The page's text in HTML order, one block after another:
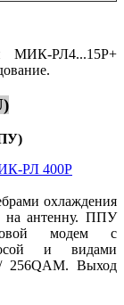
МИК-РЛ4...15Р+
охлаждения
на антенну. ППУ
модем с
и видами
256QAM. Выход